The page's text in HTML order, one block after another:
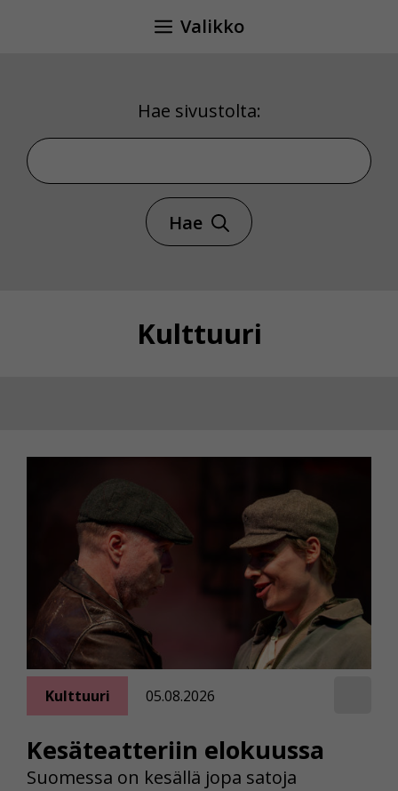
Valikko
Hae sivustolta:
Hae sivustolta
Hae
Kulttuuri
Kesäteatteriin elokuussa
Kulttuuri 05.08.2026
Suomessa on kesällä jopa satoja